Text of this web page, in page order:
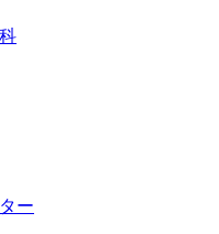
ー